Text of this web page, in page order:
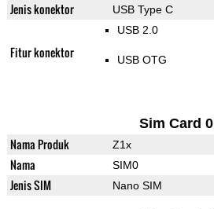
Jenis konektor USB Type C
Fitur konektor
USB 2.0
USB OTG
Sim Card 0
Nama Produk Z1x
Nama SIM0
Jenis SIM Nano SIM